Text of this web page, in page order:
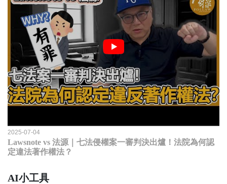
2025-07-04
Lawsnote vs 法源｜七法侵權案一審判決出爐！法院為何認
定違法著作權法？
AI小工具